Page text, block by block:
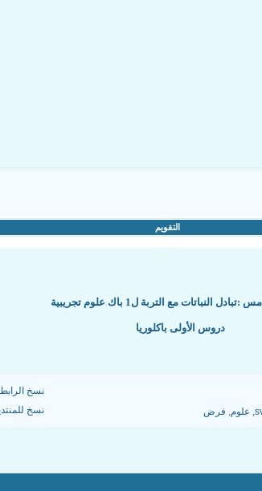
التقويم
النباتات مع التربة ل1 باك علوم تجريبية
دروس الأولى باكلوريا
, علوم, فرض
نسخ
نسخ